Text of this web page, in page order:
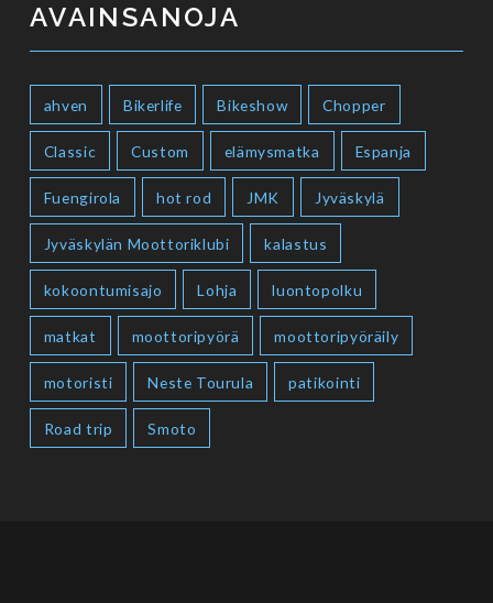
AVAINSANOJA
ahven Bikerlife Bikeshow Chopper
Classic Custom elämysmatka Espanja
Fuengirola hot rod JMK Jyväskylä
Jyväskylän Moottoriklubi kalastus
kokoontumisajo Lohja luontopolku
matkat moottoripyörä moottoripyöräily
motoristi Neste Tourula patikointi
Road trip Smoto